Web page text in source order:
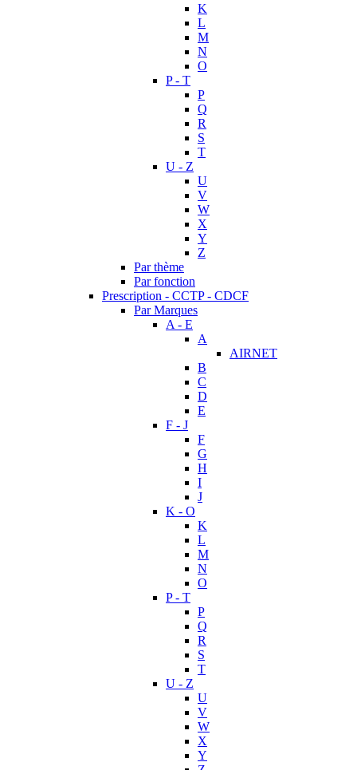
K
L
M
N
O
P - T
P
Q
R
S
T
U - Z
U
V
W
X
Y
Z
Par thème
Par fonction
Prescription - CCTP - CDCF
Par Marques
A - E
A
AIRNET
B
C
D
E
F - J
F
G
H
I
J
K - O
K
L
M
N
O
P - T
P
Q
R
S
T
U - Z
U
V
W
X
Y